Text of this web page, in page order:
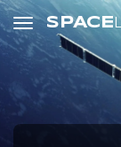
SPACE